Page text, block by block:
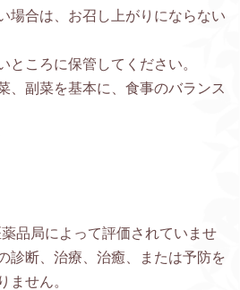
場合は、お召し上がりにならない
ころに保管してください。
、副菜を基本に、食事のバランス
品局によって評価されていませ
診断、治療、治癒、または予防を
ません。